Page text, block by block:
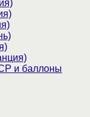
и баллоны